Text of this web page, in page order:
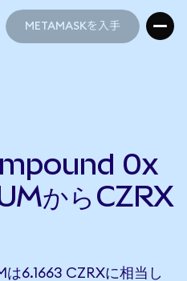
METAMASKを入手
0x
からCZRX
6.1663 CZRXに相当し